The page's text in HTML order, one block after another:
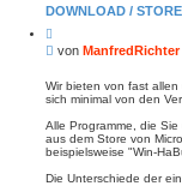
t
t
t
e
v
o
n
a
DOWNLOAD /
i
t
e
r
n
B
i
t
a
g
von ManfredRichter
Wir bieten von fast
sich minimal von den
Alle Programme, die
aus dem Store von
beispielsweise "Win-
Die Unterschiede der